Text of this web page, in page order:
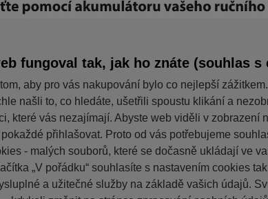
fungoval tak, jak ho znáte (souhlas s
aby pro vás nakupování bylo co nejlepší
našli to, co hledáte, ušetřili spoustu klikání a
které vás nezajímají. Abyste web viděli v zobrazení
přihlašovat. Proto od vás potřebujeme
- malých souborů, které se dočasně ukládají ve
„V pořádku“ souhlasíte s nastavením cookies
a užitečné služby na základě vašich údajů.